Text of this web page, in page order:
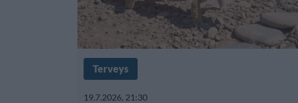
Terveys
19.7.2026, 21:30